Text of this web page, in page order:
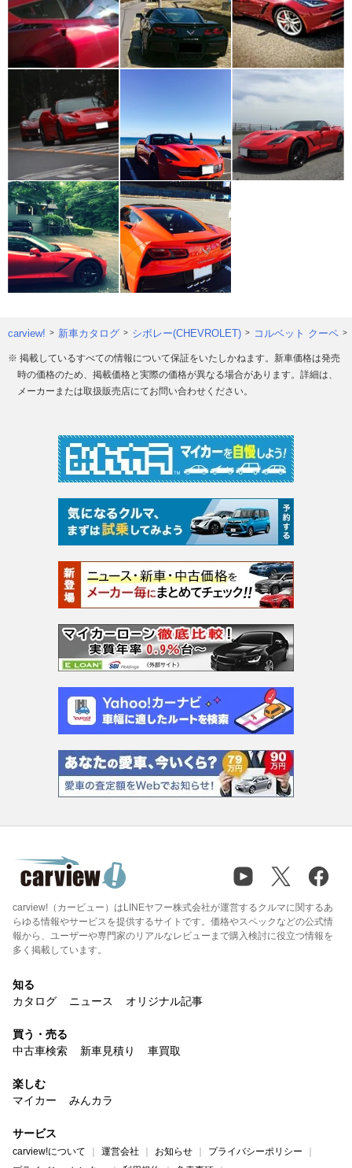
carview! 新車カタログ シボレー(CHEVROLET) コルベット クーペ
※ 掲載しているすべての情報について保証をいたしかねます。新車価格は発売
時の価格のため、掲載価格と実際の価格が異なる場合があります。詳細は、
メーカーまたは取扱販売店にてお問い合わせください。
carview!（カービュー）はLINEヤフー株式会社が運営するクルマに関するあ
らゆる情報やサービスを提供するサイトです。価格やスペックなどの公式情
報から、ユーザーや専門家のリアルなレビューまで購入検討に役立つ情報を
多く掲載しています。
知る
カタログ
ニュース オリジナル記事
買う・売る
中古車検索
新車見積り 車買取
楽しむ
マイカー
みんカラ
サービス
carview!について 運営会社 お知らせ
プライバシーポリシー